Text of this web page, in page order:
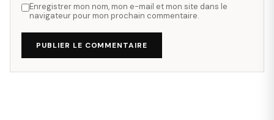
Enregistrer mon nom, mon e-mail et mon site dans le
navigateur pour mon prochain commentaire.
PUBLIER LE COMMENTAIRE